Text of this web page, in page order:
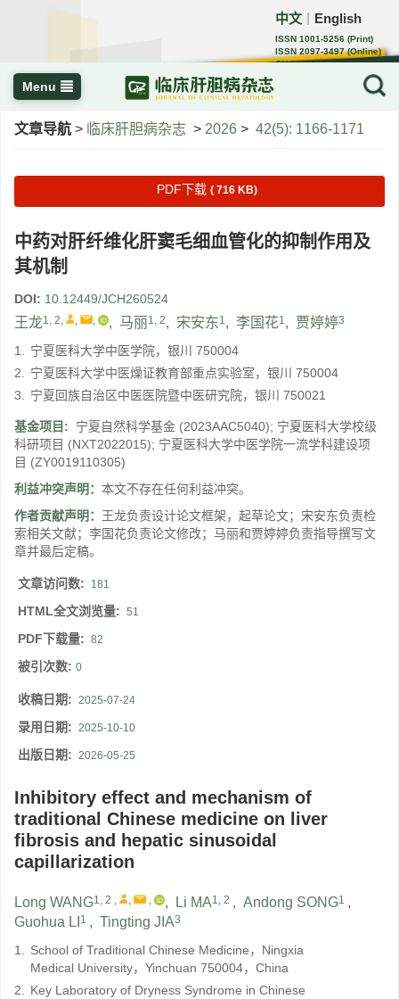
中文 English
ISSN 1001-5256 (Print)
ISSN 2097-3497 (Online)
CN 22-1108/R
Menu
文章导航 > 临床肝胆病杂志 > 2026 > 42(5): 1166-1171
PDF下载 ( 716 KB)
中药对肝纤维化肝窦毛细血管化的抑制作用及
其机制
DOI: 10.12449/JCH260524
王龙1, 2, , , , 马丽1, 2, 宋安东1, 李国花1, 贾婷婷3
1. 宁夏医科大学中医学院，银川 750004
2. 宁夏医科大学中医燥证教育部重点实验室，银川 750004
3. 宁夏回族自治区中医医院暨中医研究院，银川 750021
基金项目: 宁夏自然科学基金 (2023AAC5040); 宁夏医科大学校级
科研项目 (NXT2022015); 宁夏医科大学中医学院一流学科建设项
目 (ZY0019110305)
利益冲突声明： 本文不存在任何利益冲突。
作者贡献声明： 王龙负责设计论文框架，起草论文；宋安东负责检
索相关文献；李国花负责论文修改；马丽和贾婷婷负责指导撰写文
章并最后定稿。
文章访问数: 181
HTML全文浏览量: 51
PDF下载量: 82
被引次数: 0
收稿日期: 2025-07-24
录用日期: 2025-10-10
出版日期: 2026-05-25
Inhibitory effect and mechanism of
traditional Chinese medicine on liver
fibrosis and hepatic sinusoidal
capillarization
Long WANG1, 2 , , , , Li MA1, 2 , Andong SONG1 ,
Guohua LI 1 , Tingting JIA3
1. School of Traditional Chinese Medicine，Ningxia
Medical University，Yinchuan 750004，China
2. Key Laboratory of Dryness Syndrome in Chinese